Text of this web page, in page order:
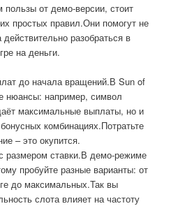
от демо-версии, стоит
простых правил.Они помогут не
разобраться в
на деньги.
до начала вращений.В Sun of
нюансы: например, символ
максимальные выплаты, но и
комбинациях.Потратьте
– это окупится.
размером ставки.В демо-режиме
пробуйте разные варианты: от
до максимальных.Так вы
слота влияет на частоту